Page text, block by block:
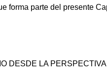
forma parte del presente
DESDE LA